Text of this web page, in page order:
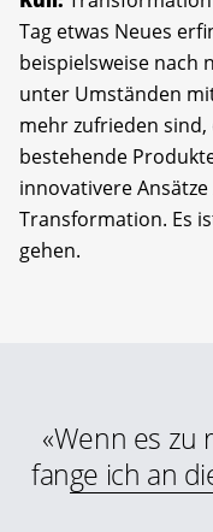
Tag etwas Neues
beispielsweise nach
unter Umständen
mehr zufrieden
bestehende
innovativere
Transformation. Es
gehen.
«Wenn es
fange ich an